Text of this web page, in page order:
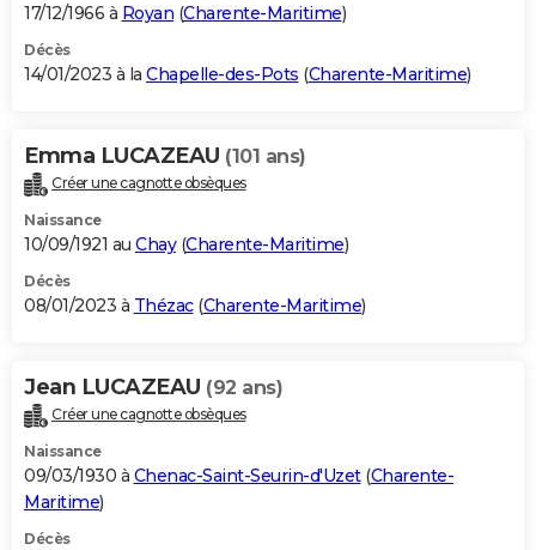
17/12/1966 à Royan (Charente-Maritime)
Décès
14/01/2023 à la Chapelle-des-Pots (Charente-Maritime)
Emma LUCAZEAU (101 ans)
Créer une cagnotte obsèques
Naissance
10/09/1921 au Chay(Charente-Maritime)
Décès
08/01/2023 à Thézac(Charente-Maritime)
Jean LUCAZEAU (92 ans)
Créer une cagnotte obsèques
Naissance
09/03/1930 à Chenac-Saint-Seurin-d'Uzet(Charente-
Maritime)
Décès